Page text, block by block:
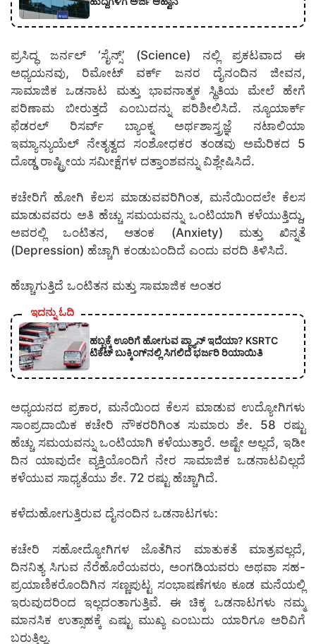
ಪ್ರಸಿದ್ಧ ಜರ್ನಲ್ ‘ಸೈನ್ಸ್’ (Science) ನಲ್ಲಿ ಪ್ರಕಟವಾದ ಈ
ಅಧ್ಯಯನವು, ರಿಮೋಟ್ ವರ್ಕ್ ಜನರ ದೈನಂದಿನ ಜೀವನ,
ಸಾಮಾಜಿಕ ಒಡನಾಟ ಮತ್ತು ಭಾವನಾತ್ಮಕ ಸ್ಥಿತಿಯ ಮೇಲೆ ಹೇಗೆ
ಪರಿಣಾಮ ಬೀರುತ್ತದೆ ಎಂಬುದನ್ನು ಪರಿಶೀಲಿಸಿದೆ. ನ್ಯೂಯಾರ್ಕ್
ಫೆಡರಲ್ ರಿಸರ್ವ್ ಬ್ಯಾಂಕ್ನ ಅರ್ಥಶಾಸ್ತ್ರಜ್ಞೆ ನಟಾಲಿಯಾ
ಇಮ್ಯಾನ್ಯುಯೆಲ್ ನೇತೃತ್ವದ ಸಂಶೋಧಕರ ತಂಡವು ಅಮೆರಿಕದ 5
ದೊಡ್ಡ ರಾಷ್ಟ್ರೀಯ ಸಮೀಕ್ಷೆಗಳ ದತ್ತಾಂಶವನ್ನು ವಿಶ್ಲೇಷಿಸಿದೆ.
ಕಚೇರಿಗೆ ಹೋಗಿ ಕೆಲಸ ಮಾಡುವವರಿಗಿಂತ, ಮನೆಯಿಂದಲೇ ಕೆಲಸ
ಮಾಡುವವರು ಅತಿ ಹೆಚ್ಚು ಸಮಯವನ್ನು ಒಂಟಿಯಾಗಿ ಕಳೆಯುತ್ತಿದ್ದು,
ಅವರಲ್ಲಿ ಒಂಟಿತನ, ಆತಂಕ (Anxiety) ಮತ್ತು ಖಿನ್ನತೆ
(Depression) ಹೆಚ್ಚಾಗಿ ಕಂಡುಬಂದಿದೆ ಎಂದು ವರದಿ ತಿಳಿಸಿದೆ.
ಹೆಚ್ಚಾಗುತ್ತಿದೆ ಒಂಟಿತನ ಮತ್ತು ಸಾಮಾಜಿಕ ಅಂತರ
ಇದನ್ನು ಓದಿ
ಹಬ್ಬಕ್ಕೆ ಊರಿಗೆ ಹೋಗುವ ಪ್ಲ್ಯಾನ್ ಇದೆಯಾ? KSRTC
ಟಿಕೆಟ್ ಬುಕ್ಕಿಂಗ್‌ನಲ್ಲಿ ಸಿಗಲಿದೆ ಭರ್ಜರಿ ರಿಯಾಯಿತಿ
ಅಧ್ಯಯನದ ಪ್ರಕಾರ, ಮನೆಯಿಂದ ಕೆಲಸ ಮಾಡುವ ಉದ್ಯೋಗಿಗಳು
ಸಾಂಪ್ರದಾಯಿಕ ಕಚೇರಿ ನೌಕರರಿಗಿಂತ ಸುಮಾರು ಶೇ. 58 ರಷ್ಟು
ಹೆಚ್ಚು ಸಮಯವನ್ನು ಒಂಟಿಯಾಗಿ ಕಳೆಯುತ್ತಾರೆ. ಅಷ್ಟೇ ಅಲ್ಲದೆ, ಇಡೀ
ದಿನ ಯಾವುದೇ ವ್ಯಕ್ತಿಯೊಂದಿಗೆ ನೇರ ಸಾಮಾಜಿಕ ಒಡನಾಟವಿಲ್ಲದೆ
ಕಳೆಯುವ ಸಾಧ್ಯತೆಯು ಶೇ. 72 ರಷ್ಟು ಹೆಚ್ಚಾಗಿದೆ.
ಕಳೆದುಹೋಗುತ್ತಿರುವ ದೈನಂದಿನ ಒಡನಾಟಗಳು:
ಕಚೇರಿ ಸಹೋದ್ಯೋಗಿಗಳ ಜೊತೆಗಿನ ಮಾತುಕತೆ ಮಾತ್ರವಲ್ಲದೆ,
ದಿನನಿತ್ಯ ಸಿಗುವ ನೆರೆಹೊರೆಯವರು, ಅಂಗಡಿಯವರು ಅಥವಾ ಸಹ-
ಪ್ರಯಾಣಿಕರೊಂದಿಗಿನ ಸಣ್ಣಪುಟ್ಟ ಸಂಭಾಷಣೆಗಳೂ ಕೂಡ ಮನೆಯಲ್ಲಿ
ಇರುವುದರಿಂದ ಇಲ್ಲದಂತಾಗುತ್ತಿವೆ. ಈ ಚಿಕ್ಕ ಒಡನಾಟಗಳು ನಮ್ಮ
ಮಾನಸಿಕ ಉತ್ಸಾಹಕ್ಕೆ ಎಷ್ಟು ಮುಖ್ಯ ಎಂಬುದು ಯಾರಿಗೂ ಅರಿವಿಗೆ
ಬರುತ್ತಿಲ್ಲ.